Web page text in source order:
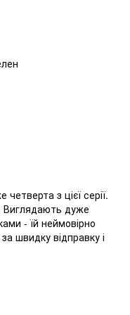
з цієї серії.
Виглядають дуже
- їй неймовірно
швидку відправку і